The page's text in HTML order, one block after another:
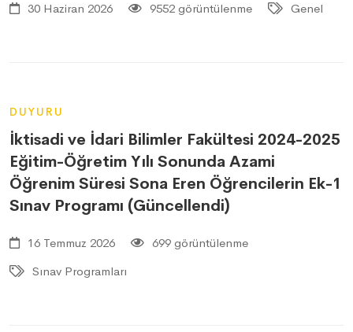
30 Haziran 2026 9552 görüntülenme Genel
DUYURU
İktisadi ve İdari Bilimler Fakültesi 2024-2025
Eğitim-Öğretim Yılı Sonunda Azami
Öğrenim Süresi Sona Eren Öğrencilerin Ek-1
Sınav Programı (Güncellendi)
16 Temmuz 2026
699 görüntülenme
Sınav Programları